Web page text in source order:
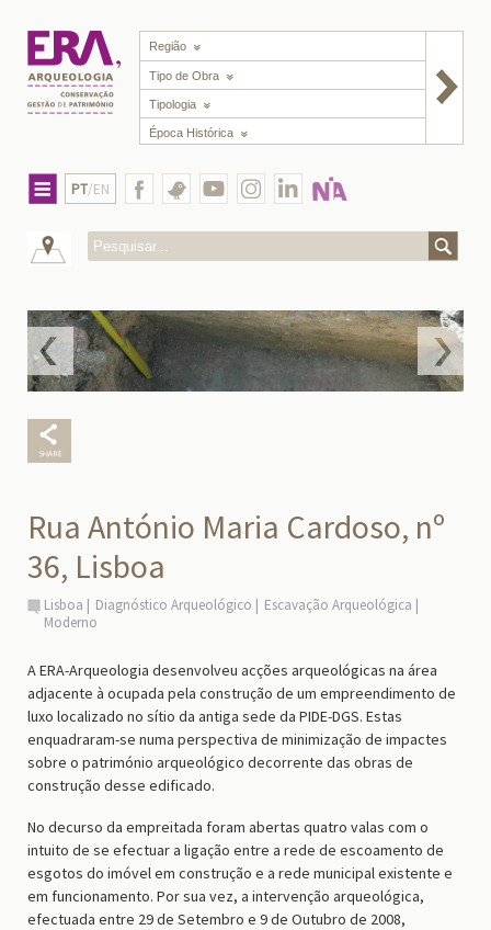
Região
Tipo de Obra
Tipologia
Época Histórica
PT/EN
Rua António Maria Cardoso, nº
36, Lisboa
Lisboa Diagnóstico Arqueológico
Escavação Arqueológica
Moderno
A ERA-Arqueologia desenvolveu acções arqueológicas na área
adjacente à ocupada pela construção de um empreendimento de
luxo localizado no sítio da antiga sede da PIDE-DGS. Estas
enquadraram-se numa perspectiva de minimização de impactes
sobre o património arqueológico decorrente das obras de
construção desse edificado.
No decurso da empreitada foram abertas quatro valas com o
intuito de se efectuar a ligação entre a rede de escoamento de
esgotos do imóvel em construção e a rede municipal existente e
em funcionamento. Por sua vez, a intervenção arqueológica,
efectuada entre 29 de Setembro e 9 de Outubro de 2008,